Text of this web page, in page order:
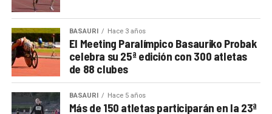
BASAURI Hace 3 años
El Meeting Paralímpico Basauriko Probak
celebra su 25ª edición con 300 atletas
de 88 clubes
BASAURI Hace 5 años
Más de 150 atletas participarán en la 23ª